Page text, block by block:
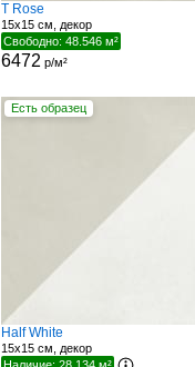
T Rose
15x15 см, декор
Свободно: 48.546 м²
6472 р/м²
Есть образец
Half White
15x15 см, декор